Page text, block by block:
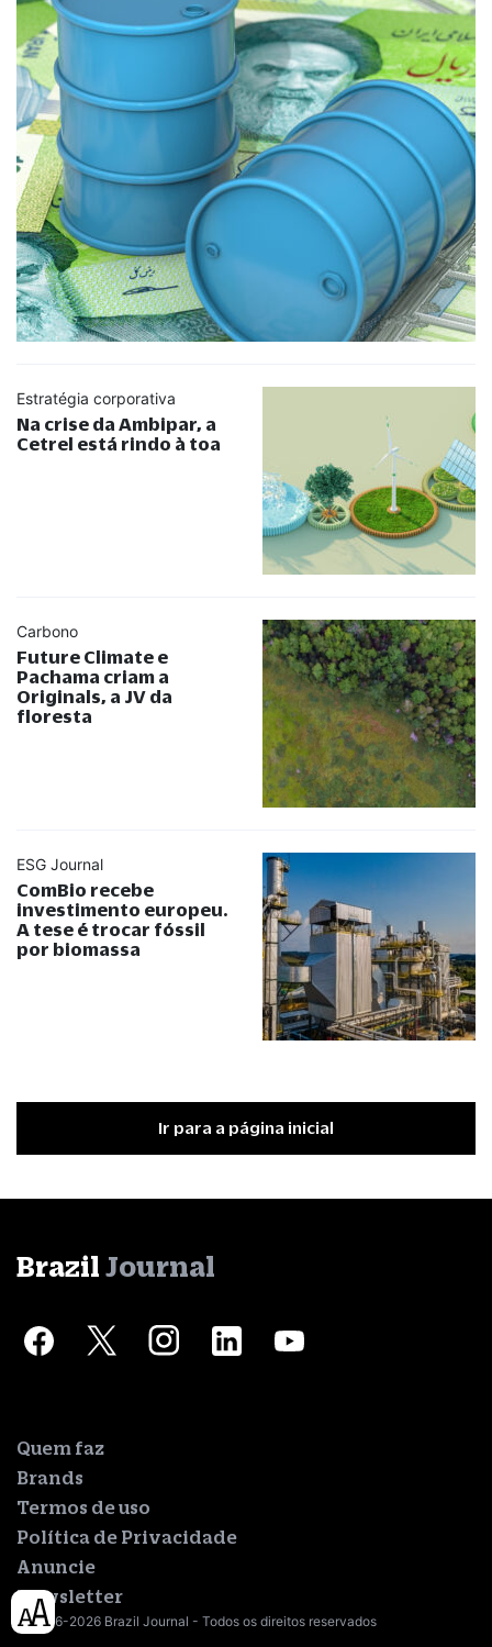
Estratégia corporativa
Na crise da Ambipar, a
Cetrel está rindo à toa
Carbono
Future Climate e
Pachama criam a
Originals, a JV da
floresta
ESG Journal
ComBio recebe
investimento europeu.
A tese é trocar fóssil
por biomassa
Ir para a página inicial
Brazil Journal
Quem faz
Brands
Termos de uso
Política de Privacidade
Anuncie
Newsletter
© 2016-2026 Brazil Journal - Todos os direitos reservados